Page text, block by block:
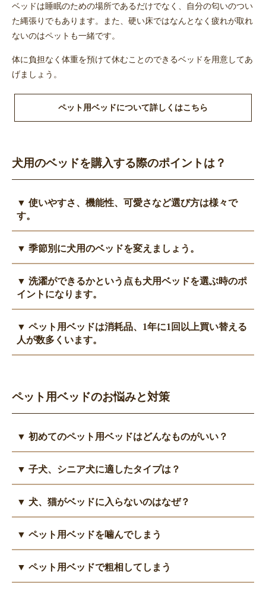
ベッドは睡眠のための場所であるだけでなく、自分の匂いのつい
た縄張りでもあります。また、硬い床ではなんとなく疲れが取れ
ないのはペットも一緒です。
体に負担なく体重を預けて休むことのできるベッドを用意してあ
げましょう。
ペット用ベッドについて詳しくはこちら
犬用のベッドを購入する際のポイントは？
▼ 使いやすさ、機能性、可愛さなど選び方は様々で
す。
くの要素があります。
ったベッドを見つけましょう。
▼ 季節別に犬用のベッドを変えましょう。
節には丸まって寝ることが多いので、包み込むような形状を選ぶ
と良いでしょう。 保温性の高い素材や、ふかふかした素材を使
逆に暑い季節には、犬は床など冷たい場所で体をのばして寝るこ
とが多いです。
季節によってベッドを使い分け、愛犬の快適さを確保しましょ
う。
▼ 洗濯ができるかという点も犬用ベッドを選ぶ時のポ
イントになります。
ッドを選ぶことをお勧めします。
取り外し可能なカバー付きや、洗濯機で洗える素材を使用したベ
▼ ペット用ベッドは消耗品、1年に1回以上買い替える
人が数多くいます。
また、噛んでボロボロになったり、犬の習性で寝床を整えるため
ペットの健康と幸福を考え、必要に応じて定期的にベッドを買い
替えることをお勧めします。
ペット用ベッドのお悩みと対策
▼ 初めてのペット用ベッドはどんなものがいい？
うことで汚れたり、マットもへたって体を支えられなくなってき
ペットの大きさや季節、好みに合わせて選びましょう。
ベッドはペットの体に直接触れるので、洗濯できるものが望まし
いです。丸洗いできなくても、カバーやクッション部分は外して
洗えるものを選びましょう。
▼ 子犬、シニア犬に適したタイプは？
ッドを選びましょう。
ベッド選びは若いころより重要になります。
寝返りも打たず同じ姿勢でいると床ずれができやすくなります。
クッション性や通気性、粗相した時のための洗いやすさに気をつ
けましょう。
▼ 犬、猫がベッドに入らないのはなぜ？
てもらうため、お気に入りのおもちゃや飼い主の匂いの付いたも
ベッドの形や置き場所には犬の性格や好みもあるので、どうして
も入らない場合は変えてみるのもよいでしょう。
▼ ペット用ベッドを噛んでしまう
病院を受診するペットは多いです。
▼ ペット用ベッドで粗相してしまう